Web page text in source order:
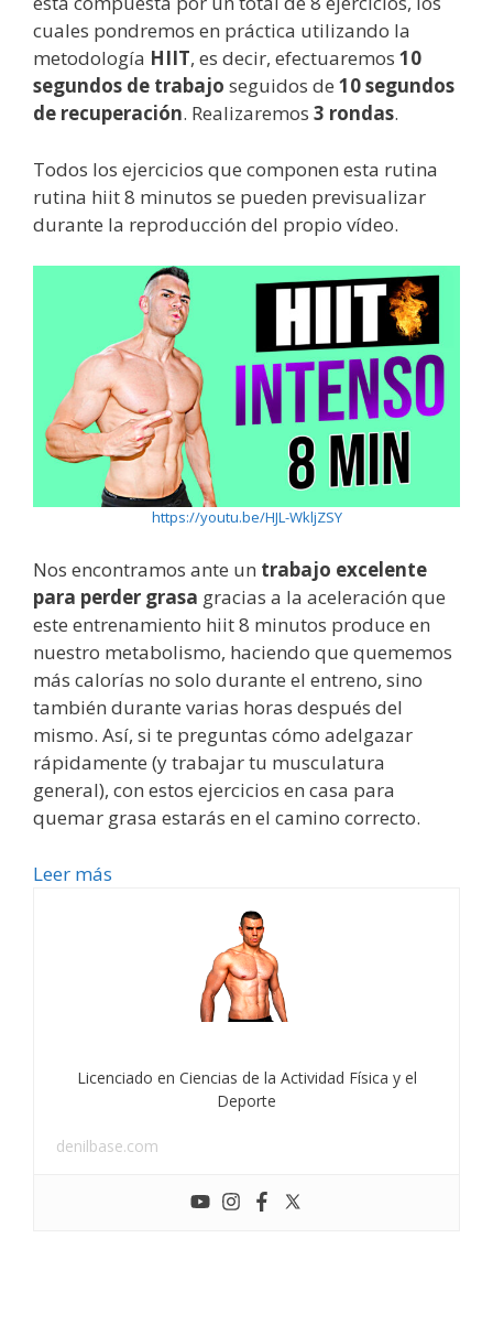
cuales pondremos en práctica utilizando la
metodología HIIT, es decir, efectuaremos 10
segundos de trabajo seguidos de 10 segundos
de recuperación. Realizaremos 3 rondas.
Todos los ejercicios que componen esta rutina
rutina hiit 8 minutos se pueden previsualizar
durante la reproducción del propio vídeo.
https://youtu.be/HJL-WkljZSY
Nos encontramos ante un trabajo excelente
para perder grasa gracias a la aceleración que
este entrenamiento hiit 8 minutos produce en
nuestro metabolismo, haciendo que quememos
más calorías no solo durante el entreno, sino
también durante varias horas después del
mismo. Así, si te preguntas cómo adelgazar
rápidamente (y trabajar tu musculatura
general), con estos ejercicios en casa para
quemar grasa estarás en el camino correcto.
Leer más
Licenciado en Ciencias de la Actividad Física y el
Deporte
denilbase.com